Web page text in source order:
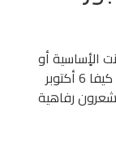
الأٍساسية أو
الترفيهية. وقامت بتوفيرها في مشروع كمبوند كيفا 6 أكتوبر
رفاهية